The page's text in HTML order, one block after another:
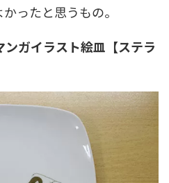
ったと思うもの。
ンガイラスト絵皿【ステラ